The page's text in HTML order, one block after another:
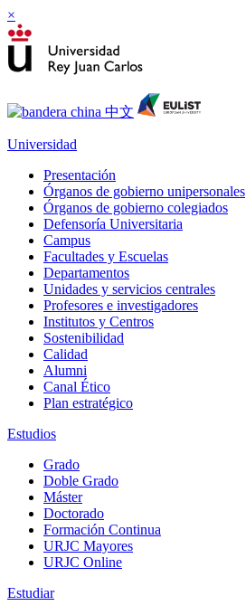
×
Universidad
Presentación
Órganos de gobierno unipersonales
Órganos de gobierno colegiados
Defensoría Universitaria
Campus
Facultades y Escuelas
Departamentos
Unidades y servicios centrales
Profesores e investigadores
Institutos y Centros
Sostenibilidad
Calidad
Alumni
Canal Ético
Plan estratégico
Estudios
Grado
Doble Grado
Máster
Doctorado
Formación Continua
URJC Mayores
URJC Online
Estudiar